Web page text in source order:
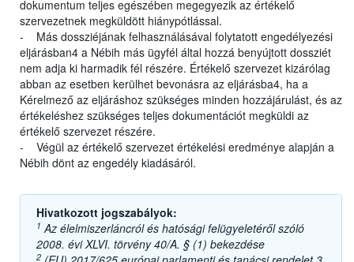
dokumentum teljes egészében megegyezik az értékelő
szervezetnek megküldött hiánypótlással.
- Más dossziéjának felhasználásával folytatott engedélyezési
eljárásban4 a Nébih más ügyfél által hozzá benyújtott dossziét
nem adja ki harmadik fél részére. Értékelő szervezet kizárólag
abban az esetben kerülhet bevonásra az eljárásba4, ha a
Kérelmező az eljáráshoz szükséges minden hozzájárulást, és az
értékeléshez szükséges teljes dokumentációt megküldi az
értékelő szervezet részére.
- Végül az értékelő szervezet értékelési eredménye alapján a
Nébih dönt az engedély kiadásáról.
Hivatkozott jogszabályok:
1 Az élelmiszerláncról és hatósági felügyeletéről szóló
2008. évi XLVI. törvény 40/A. § (1) bekezdése
2